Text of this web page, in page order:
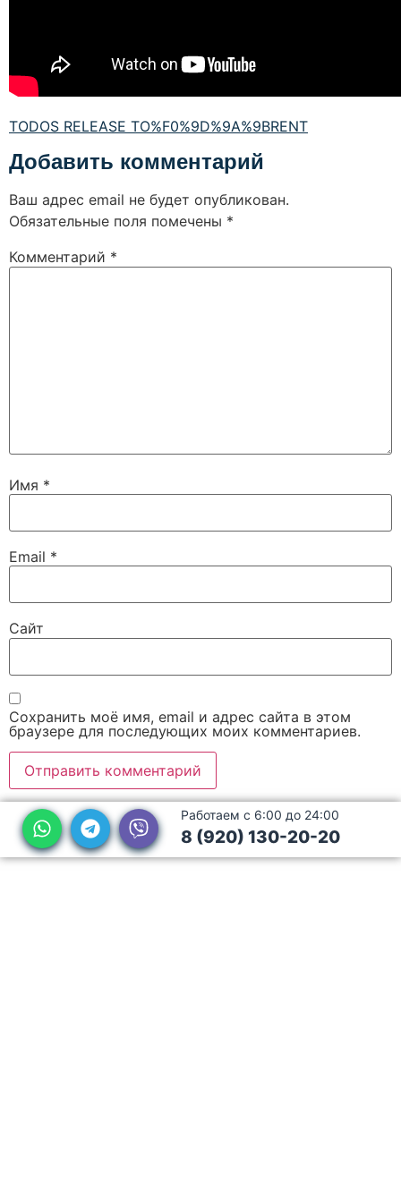
TODOS RELEASE TO%F0%9D%9A%9BRENT
Добавить комментарий
Ваш адрес email не будет опубликован.
Обязательные поля помечены *
Комментарий *
Имя *
Email *
Сайт
Сохранить моё имя, email и адрес сайта в этом
браузере для последующих моих комментариев.
Работаем с 6:00 до 24:00
8 (920) 130-20-20